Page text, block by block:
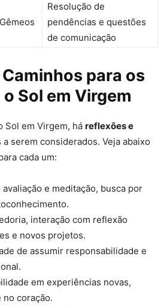
Gêmeos
Resolução de
pendências e questões
de comunicação
para os
Sol em Virgem
Sol em Virgem, há reflexões e
serem considerados. Veja abaixo
cada um:
e meditação, busca por
interação com reflexão
e novos projetos.
de assumir responsabilidade e
em experiências novas,
no coração.